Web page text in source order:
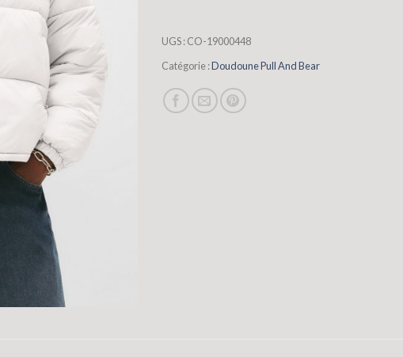
UGS :CO-19000448
Catégorie :Doudoune Pull And Bear